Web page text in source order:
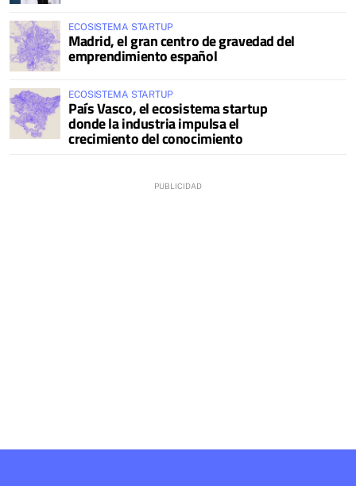
ECOSISTEMA STARTUP
Madrid, el gran centro de gravedad del
emprendimiento español
ECOSISTEMA STARTUP
País Vasco, el ecosistema startup
donde la industria impulsa el
crecimiento del conocimiento